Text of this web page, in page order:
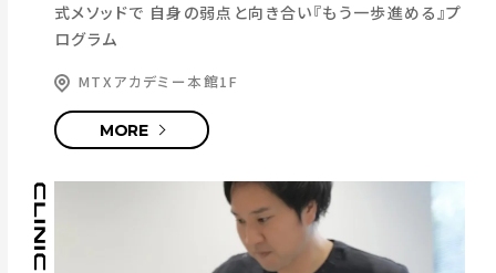
式メソッドで 自身の弱点と向き合い『もう一歩進める』プ
ログラム
MTXアカデミー本館1F
MORE
CLINIC